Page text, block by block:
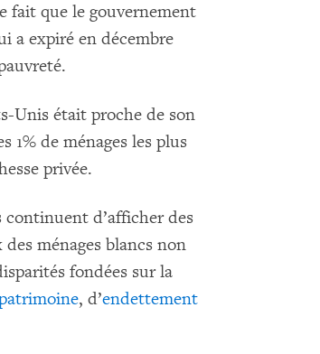
fait que le gouvernement
a expiré en décembre
Unis était proche de son
1% de ménages les plus
privée.
d’afficher des
ménages blancs non
fondées sur la
, d’endettement